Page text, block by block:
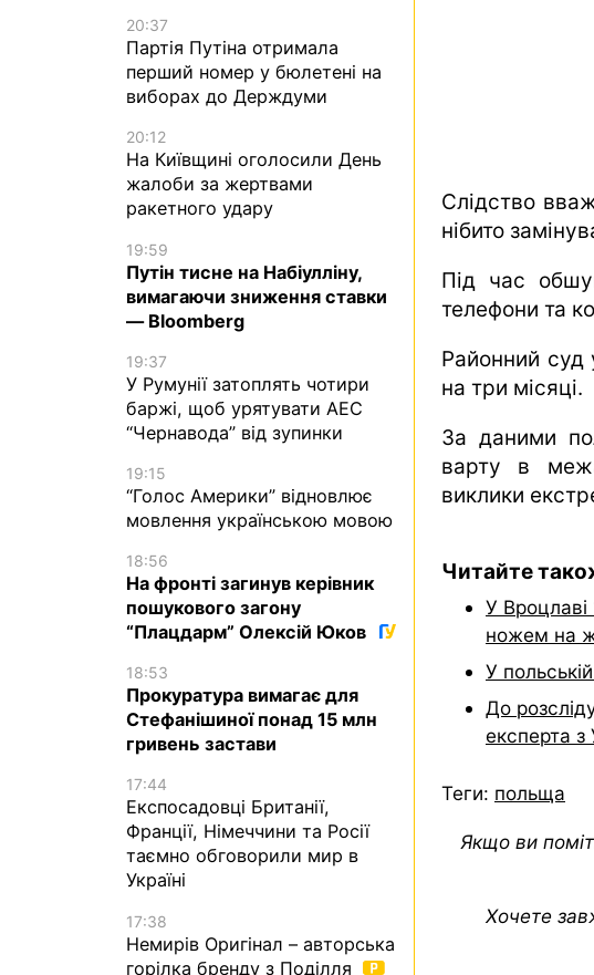
Слідство
нібито
Під час
телефони та
Районний суд
на три місяці.
За даними
варту в
виклики
Читайте
У Вроцлаві
ножем на
У
До
експерта з
Теги: польща
Якщо ви
Хочете
20:37
Партія Путіна отримала
перший номер у бюлетені на
виборах до Держдуми
20:12
На Київщині оголосили День
жалоби за жертвами
ракетного удару
19:59
Путін тисне на Набіулліну,
вимагаючи зниження ставки
— Bloomberg
19:37
У Румунії затоплять чотири
баржі, щоб урятувати АЕС
“Чернавода” від зупинки
19:15
“Голос Америки” відновлює
мовлення українською мовою
18:56
На фронті загинув керівник
пошукового загону
“Плацдарм” Олексій Юков
18:53
Прокуратура вимагає для
Стефанішиної понад 15 млн
гривень застави
17:44
Експосадовці Британії,
Франції, Німеччини та Росії
таємно обговорили мир в
Україні
17:38
Немирів Оригінал – авторська
горілка бренду з Поділля